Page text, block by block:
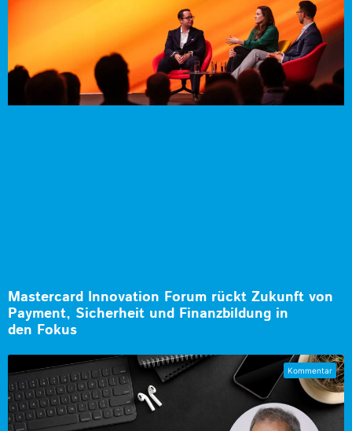
Mastercard Innovation Forum rückt Zukunft von
Payment, Sicherheit und Finanzbildung in
den Fokus